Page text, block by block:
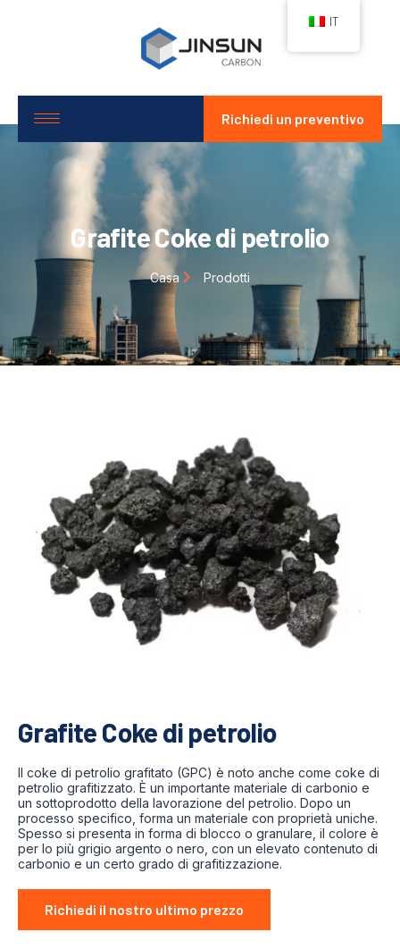
Richiedi un preventivo
Grafite Coke di petrolio
Casa Prodotti
Grafite Coke di petrolio
Il coke di petrolio grafitato (GPC) è noto anche come coke di
petrolio grafitizzato. È un importante materiale di carbonio e
un sottoprodotto della lavorazione del petrolio. Dopo un
processo specifico, forma un materiale con proprietà uniche.
Spesso si presenta in forma di blocco o granulare, il colore è
per lo più grigio argento o nero, con un elevato contenuto di
carbonio e un certo grado di grafitizzazione.
Richiedi il nostro ultimo prezzo
IT